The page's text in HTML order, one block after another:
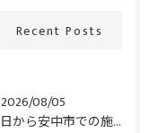
Recent Posts
2026/08/05
今日から安中市での施術がスタートです！